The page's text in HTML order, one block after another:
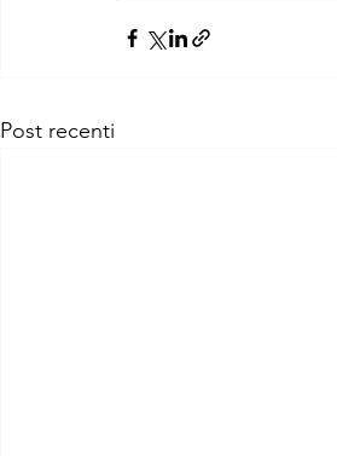
Post recenti